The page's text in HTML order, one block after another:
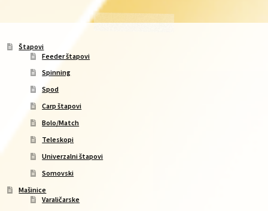
Štapovi
Feeder štapovi
Spinning
Spod
Carp štapovi
Bolo/Match
Teleskopi
Univerzalni štapovi
Somovski
Mašinice
Varaličarske